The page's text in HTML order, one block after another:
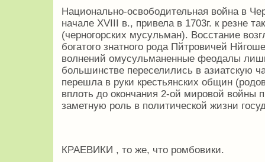
Национально-освободительная война в
начале XVIII в., привела в 1703г. к резне
(черногорских мусульман). Восстание
богатого знатного рода Пйтровичей
волнений омусульманенные феодалы
большинстве переселились в азиатскую
перешла в руки крестьянских общин
вплоть до окончания 2-ой мировой войны
заметную роль в политической жизни
КРАЕВИКИ , то же, что ромбовики.